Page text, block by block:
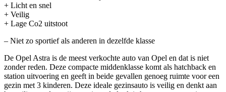
+ Licht en snel
+ Veilig
+ Lage Co2 uitstoot
– Niet zo sportief als anderen in dezelfde klasse
De Opel Astra is de meest verkochte auto van Opel en dat is niet
zonder reden. Deze compacte middenklasse komt als hatchback en
station uitvoering en geeft in beide gevallen genoeg ruimte voor een
gezin met 3 kinderen. Deze ideale gezinsauto is veilig en denkt aan